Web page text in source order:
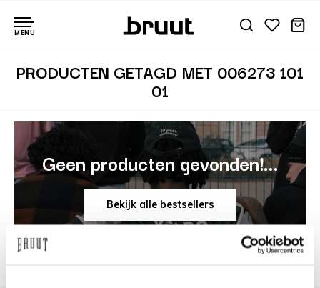
MENU
PRODUCTEN GETAGD MET 006273 101
01
Geen producten gevonden!...
Bekijk alle bestsellers